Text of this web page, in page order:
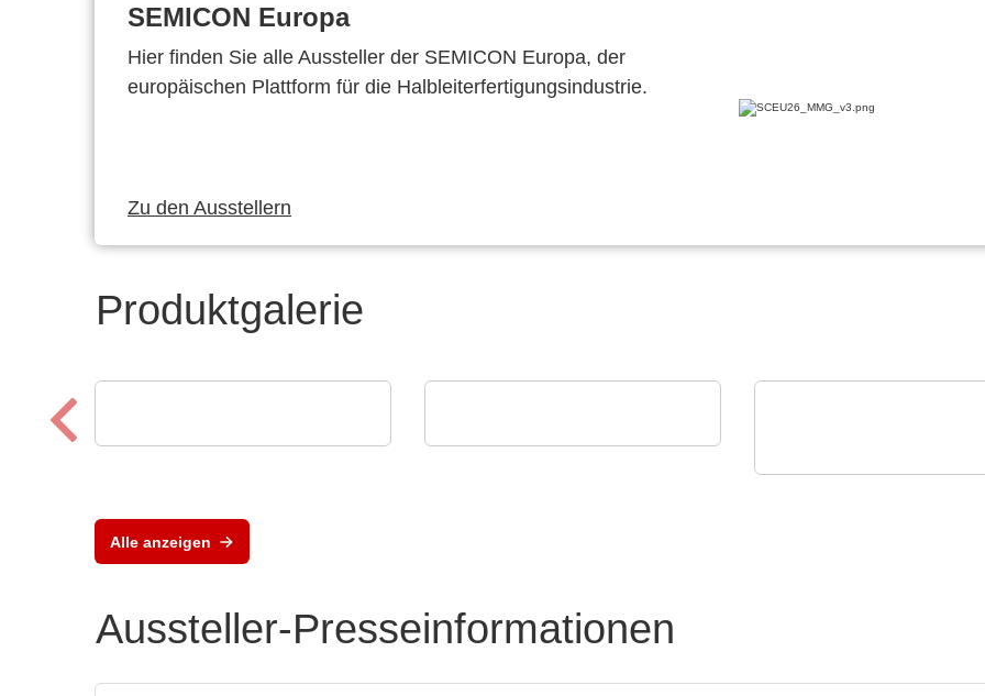
SEMICON Europa
Hier finden Sie alle Aussteller der SEMICON Europa, der
europäischen Plattform für die Halbleiterfertigungsindustrie.
Zu den Ausstellern
Produktgalerie
Alle anzeigen
Aussteller-Presseinformationen